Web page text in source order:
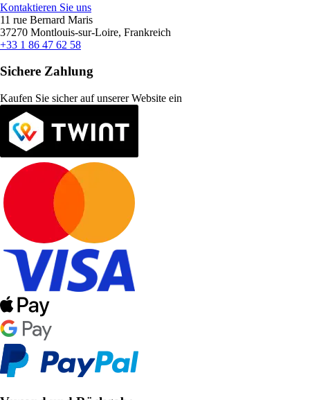
Kontaktieren Sie uns
11 rue Bernard Maris
37270 Montlouis-sur-Loire, Frankreich
+33 1 86 47 62 58
Sichere Zahlung
Kaufen Sie sicher auf unserer Website ein